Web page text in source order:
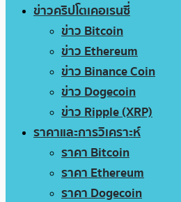
ข่าวคริปโตเคอเรนซี่
ข่าว Bitcoin
ข่าว Ethereum
ข่าว Binance Coin
ข่าว Dogecoin
ข่าว Ripple (XRP)
ราคาและการวิเคราะห์
ราคา Bitcoin
ราคา Ethereum
ราคา Dogecoin